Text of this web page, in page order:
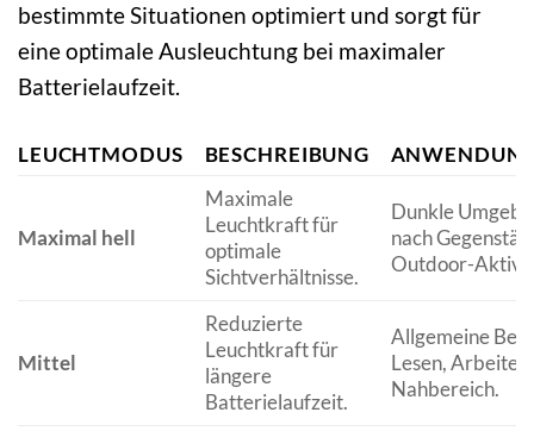
bestimmte Situationen optimiert und sorgt für
eine optimale Ausleuchtung bei maximaler
Batterielaufzeit.
LEUCHTMODUS BESCHREIBUNG
Maximal hell
Maximale
Leuchtkraft für
optimale
Sichtverhältnisse.
Dunkle
nach
Outdoor-
Mittel
Reduzierte
Leuchtkraft für
längere
Batterielaufzeit.
Allgemeine
Lesen, Arbeiten
Nahbereich.